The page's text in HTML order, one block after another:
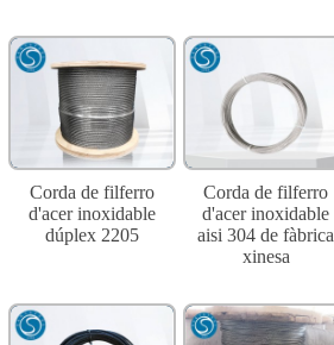
Corda de filferro
d'acer inoxidable
dúplex 2205
Corda de filferro
d'acer inoxidable
aisi 304 de fàbrica
xinesa